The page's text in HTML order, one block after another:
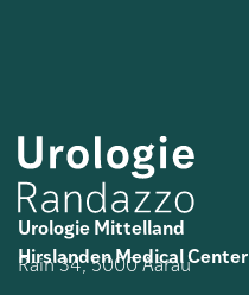
Urologie Mittelland
Hirslanden Medical Center
Rain 34, 5000 Aarau